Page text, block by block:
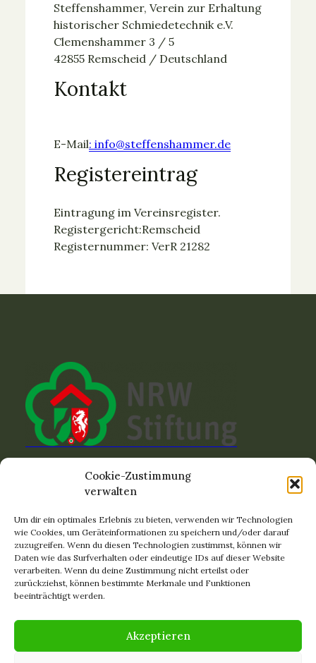
Cookie-Zustimmung
verwalten
Um dir ein optimales Erlebnis zu bieten, verwenden wir Technologien
wie Cookies, um Geräteinformationen zu speichern und/oder darauf
zuzugreifen. Wenn du diesen Technologien zustimmst, können wir
Daten wie das Surfverhalten oder eindeutige IDs auf dieser Website
verarbeiten. Wenn du deine Zustimmung nicht erteilst oder
zurückziehst, können bestimmte Merkmale und Funktionen
beeinträchtigt werden.
Akzeptieren
Steffenshammer, Verein zur Erhaltung
historischer Schmiedetechnik e.V.
Clemenshammer 3 / 5
42855 Remscheid / Deutschland
Kontakt
E-Mail: info@steffenshammer.de
Registereintrag
Eintragung im Vereinsregister.
Registergericht:Remscheid
Registernummer: VerR 21282
Clemenshammer 3
42855 Remscheid
Startseite
Der Verein